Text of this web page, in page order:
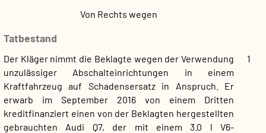
Von Rechts wegen
Tatbestand
1
Der Kläger nimmt die Beklagte wegen der Verwendung
unzulässiger Abschalteinrichtungen in einem
Kraftfahrzeug auf Schadensersatz in Anspruch. Er
erwarb im September 2016 von einem Dritten
kreditfinanziert einen von der Beklagten hergestellten
gebrauchten Audi Q7, der mit einem 3.0 l V6-